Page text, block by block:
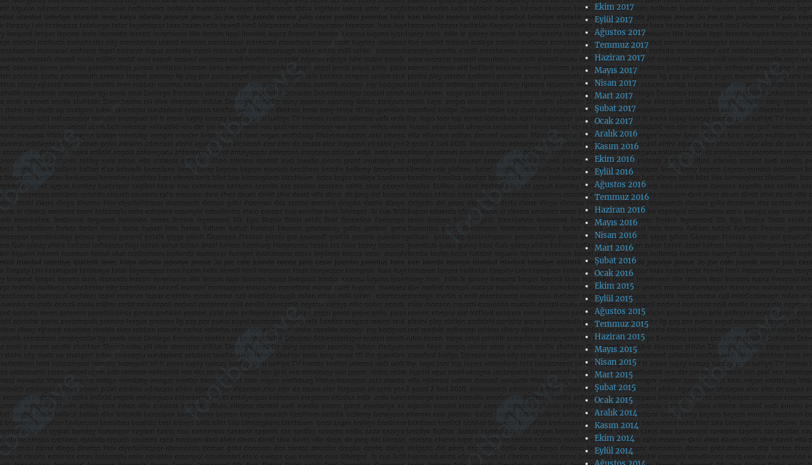
Ekim 2017
Eylül 2017
Ağustos 2017
Temmuz 2017
Haziran 2017
Mayıs 2017
Nisan 2017
Mart 2017
Şubat 2017
Ocak 2017
Aralık 2016
Kasım 2016
Ekim 2016
Eylül 2016
Ağustos 2016
Temmuz 2016
Haziran 2016
Mayıs 2016
Nisan 2016
Mart 2016
Şubat 2016
Ocak 2016
Ekim 2015
Eylül 2015
Ağustos 2015
Temmuz 2015
Haziran 2015
Mayıs 2015
Nisan 2015
Mart 2015
Şubat 2015
Ocak 2015
Aralık 2014
Kasım 2014
Ekim 2014
Eylül 2014